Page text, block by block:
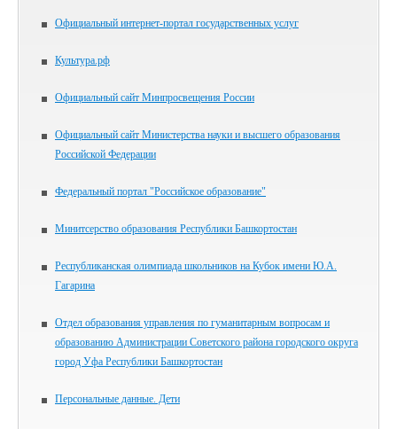
Официальный интернет-портал государственных услуг
Культура.рф
Официальный сайт Минпросвещения России
Официальный сайт Министерства науки и высшего образования
Российской Федерации
Федеральный портал "Российское образование"
Минитсерство образования Республики Башкортостан
Республиканская олимпиада школьников на Кубок имени Ю.А.
Гагарина
Отдел образования управления по гуманитарным вопросам и
образованию Администрации Советского района городского округа
город Уфа Республики Башкортостан
Персональные данные. Дети